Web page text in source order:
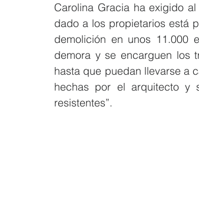
Carolina Gracia ha exigido
dado a los propietarios está
demolición en unos 11.000
demora y se encarguen los
hasta que puedan llevarse a
hechas por el arquitecto y
resistentes”.